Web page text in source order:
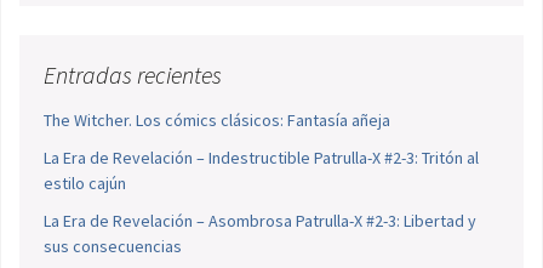
Entradas recientes
The Witcher. Los cómics clásicos: Fantasía añeja
La Era de Revelación – Indestructible Patrulla-X #2-3: Tritón al
estilo cajún
La Era de Revelación – Asombrosa Patrulla-X #2-3: Libertad y
sus consecuencias